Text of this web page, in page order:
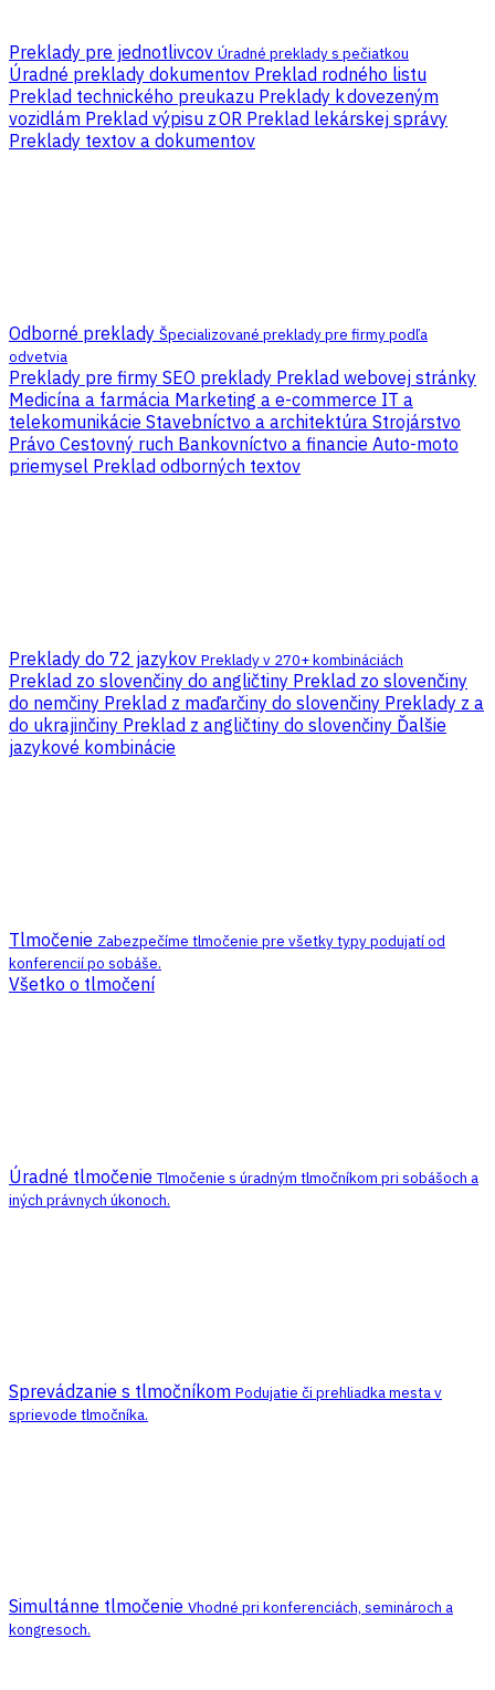
Preklady pre jednotlivcov Úradné preklady s pečiatkou
Úradné preklady dokumentov Preklad rodného listu
Preklad technického preukazu Preklady k dovezeným
vozidlám Preklad výpisu z OR Preklad lekárskej správy
Preklady textov a dokumentov
Odborné preklady Špecializované preklady pre firmy podľa
odvetvia
Preklady pre firmy SEO preklady Preklad webovej stránky
Medicína a farmácia Marketing a e-commerce IT a
telekomunikácie Stavebníctvo a architektúra Strojárstvo
Právo Cestovný ruch Bankovníctvo a financie Auto-moto
priemysel Preklad odborných textov
Preklady do 72 jazykov Preklady v 270+ kombináciách
Preklad zo slovenčiny do angličtiny Preklad zo slovenčiny
do nemčiny Preklad z maďarčiny do slovenčiny Preklady z a
do ukrajinčiny Preklad z angličtiny do slovenčiny Ďalšie
jazykové kombinácie
Tlmočenie Zabezpečíme tlmočenie pre všetky typy podujatí od
konferencií po sobáše.
Všetko o tlmočení
Úradné tlmočenie Tlmočenie s úradným tlmočníkom pri sobášoch a
iných právnych úkonoch.
Sprevádzanie s tlmočníkom Podujatie či prehliadka mesta v
sprievode tlmočníka.
Simultánne tlmočenie Vhodné pri konferenciách, seminároch a
kongresoch.